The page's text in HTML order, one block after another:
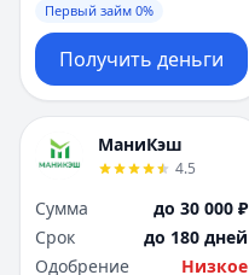
Первый займ 0%
Получить деньги
МаниКэш
4.5
Сумма
до 30 000 ₽
Срок
до 180 дней
Одобрение
Низкое